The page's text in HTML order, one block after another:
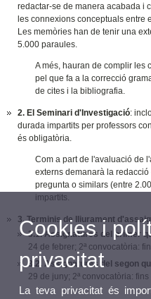
redactar-se de manera acabada i
les connexions conceptuals entre
Les memòries han de tenir una
5.000 paraules.
A més, hauran de complir les
pel que fa a la correcció
de cites i la bibliografia.
2. El Seminari d'Investigació:
durada impartits per professors
és obligatòria.
Com a part de l'avaluació de
externs demanarà la
pregunta o similars (entre
impartits.
3. Terminis de lliurament
3.1. Assignatures del primer
24 de febrer; 2ª convocatòria:
3.2. Assignatures del segon
29 de juny; 2ª convocatòria:
Cookies i
privacitat
La teva privacitat és